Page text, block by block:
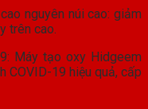
nguyên núi cao: giảm
trên cao.
Máy tạo oxy Hidgeem
COVID-19 hiệu quả, cấp